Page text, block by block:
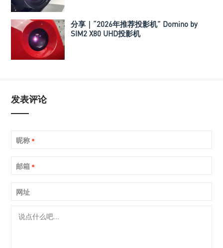
分享｜“2026年推荐投影机” Domino by
SIM2 X80 UHD投影机
发表评论
昵称 *
邮箱 *
网址